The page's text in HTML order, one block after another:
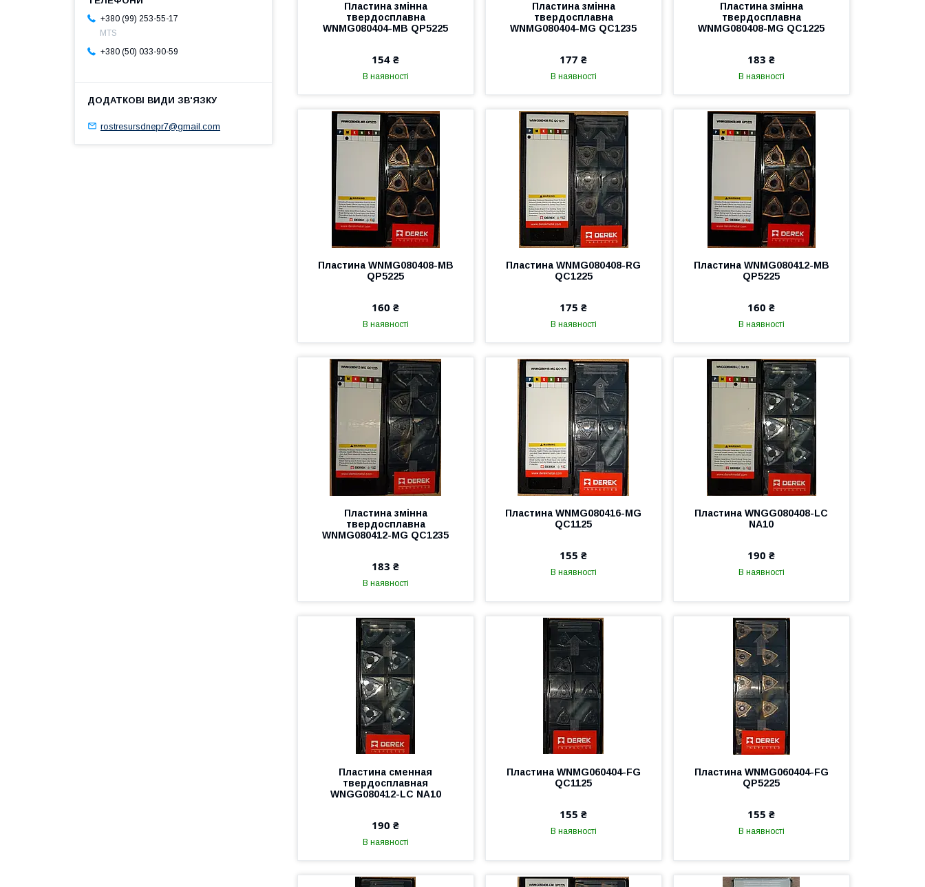
Пластина змінна
твердосплавна
WNMG080404-MВ QP5225
154 ₴
В наявності
Пластина змінна
твердосплавна
WNMG080404-MG QC1235
177 ₴
В наявності
Пластина змінна
твердосплавна
WNMG080408-MG QC1225
183 ₴
В наявності
Пластина WNMG080408-MB
QP5225
160 ₴
В наявності
Пластина WNMG080408-RG
QC1225
175 ₴
В наявності
Пластина WNMG080412-MB
QP5225
160 ₴
В наявності
Пластина змінна
твердосплавна
WNMG080412-MG QC1235
183 ₴
В наявності
Пластина WNMG080416-MG
QC1125
155 ₴
В наявності
Пластина WNGG080408-LC
NA10
190 ₴
В наявності
Пластина сменная
твердосплавная
WNGG080412-LC NA10
190 ₴
В наявності
Пластина WNMG060404-FG
QC1125
155 ₴
В наявності
Пластина WNMG060404-FG
QP5225
155 ₴
В наявності
+380 (99) 253-55-17
MTS
+380 (50) 033-90-59
rostresursdnepr7@gmail.com